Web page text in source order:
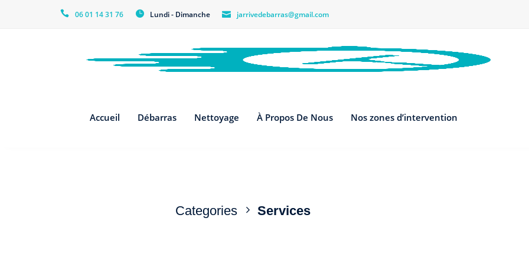
06 01 14 31 76 Lundi - Dimanche jarrivedebarras@gmail.com
Accueil Débarras Nettoyage À Propos De Nous Nos zones d’intervention
Categories Services